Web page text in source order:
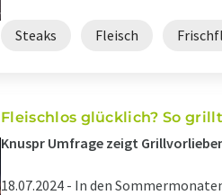
Steaks Fleisch
Fleischlos glücklich? So
Knuspr Umfrage zeigt
18.07.2024 - In den